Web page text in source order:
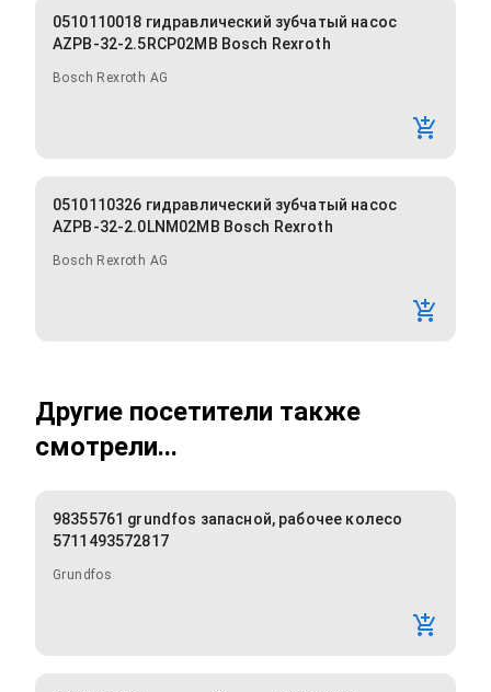
0510110018 гидравлический зубчатый насос
AZPB-32-2.5RCP02MB Bosch Rexroth
Bosch Rexroth AG
0510110326 гидравлический зубчатый насос
AZPB-32-2.0LNM02MB Bosch Rexroth
Bosch Rexroth AG
Другие посетители также
смотрели...
98355761 grundfos запасной, рабочее колесо
5711493572817
Grundfos